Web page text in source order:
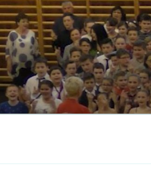
Tartalomhoz